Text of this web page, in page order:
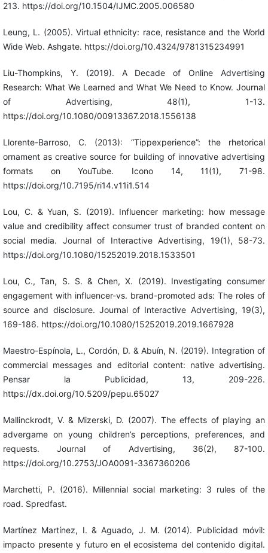
213. https://doi.org/10.1504/IJMC.2005.006580
Leung, L. (2005). Virtual ethnicity: race, resistance and the World
Wide Web. Ashgate. https://doi.org/10.4324/9781315234991
Liu-Thompkins, Y. (2019). A Decade of Online Advertising
Research: What We Learned and What We Need to Know. Journal
of Advertising, 48(1), 1-13.
https://doi.org/10.1080/00913367.2018.1556138
Llorente-Barroso, C. (2013): “Tippexperience”: the rhetorical
ornament as creative source for building of innovative advertising
formats on YouTube. Icono 14, 11(1), 71-98.
https://doi.org/10.7195/ri14.v11i1.514
Lou, C. & Yuan, S. (2019). Influencer marketing: how message
value and credibility affect consumer trust of branded content on
social media. Journal of Interactive Advertising, 19(1), 58-73.
https://doi.org/10.1080/15252019.2018.1533501
Lou, C., Tan, S. S. & Chen, X. (2019). Investigating consumer
engagement with influencer-vs. brand-promoted ads: The roles of
source and disclosure. Journal of Interactive Advertising, 19(3),
169-186. https://doi.org/10.1080/15252019.2019.1667928
Maestro-Espínola, L., Cordón, D. & Abuín, N. (2019). Integration of
commercial messages and editorial content: native advertising.
Pensar la Publicidad, 13, 209-226.
https://dx.doi.org/10.5209/pepu.65027
Mallinckrodt, V. & Mizerski, D. (2007). The effects of playing an
advergame on young children’s perceptions, preferences, and
requests. Journal of Advertising, 36(2), 87-100.
https://doi.org/10.2753/JOA0091-3367360206
Marchetti, P. (2016). Millennial social marketing: 3 rules of the
road. Spredfast.
Martínez Martínez, I. & Aguado, J. M. (2014). Publicidad móvil:
impacto presente y futuro en el ecosistema del contenido digital.